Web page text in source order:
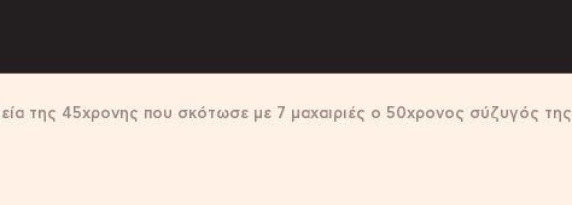
της 45χρονης που σκότωσε με 7 μαχαιριές ο 50χρονος σύζυγός της